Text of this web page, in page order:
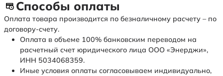
Способы оплаты
Оплата товара производится по безналичному расчету – по
договору-счету.
Оплата в объеме 100% банковским переводом на
расчетный счет юридического лица ООО «Энерджи»,
ИНН 5034068359.
Иные условия оплаты согласовываем индивидуально,